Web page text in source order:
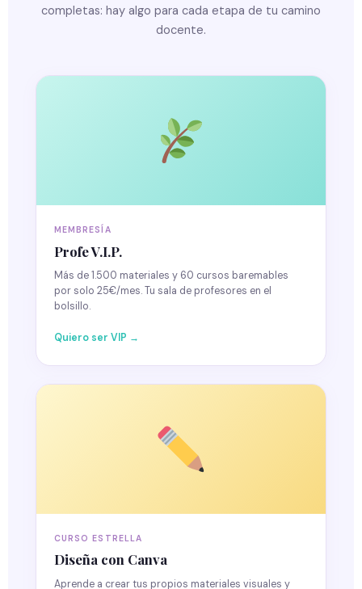
completas: hay algo para cada etapa de tu camino
docente.
MEMBRESÍA
Profe V.I.P.
Más de 1.500 materiales y 60 cursos baremables
por solo 25€/mes. Tu sala de profesores en el
bolsillo.
Quiero ser VIP →
CURSO ESTRELLA
Diseña con Canva
Aprende a crear tus propios materiales visuales y